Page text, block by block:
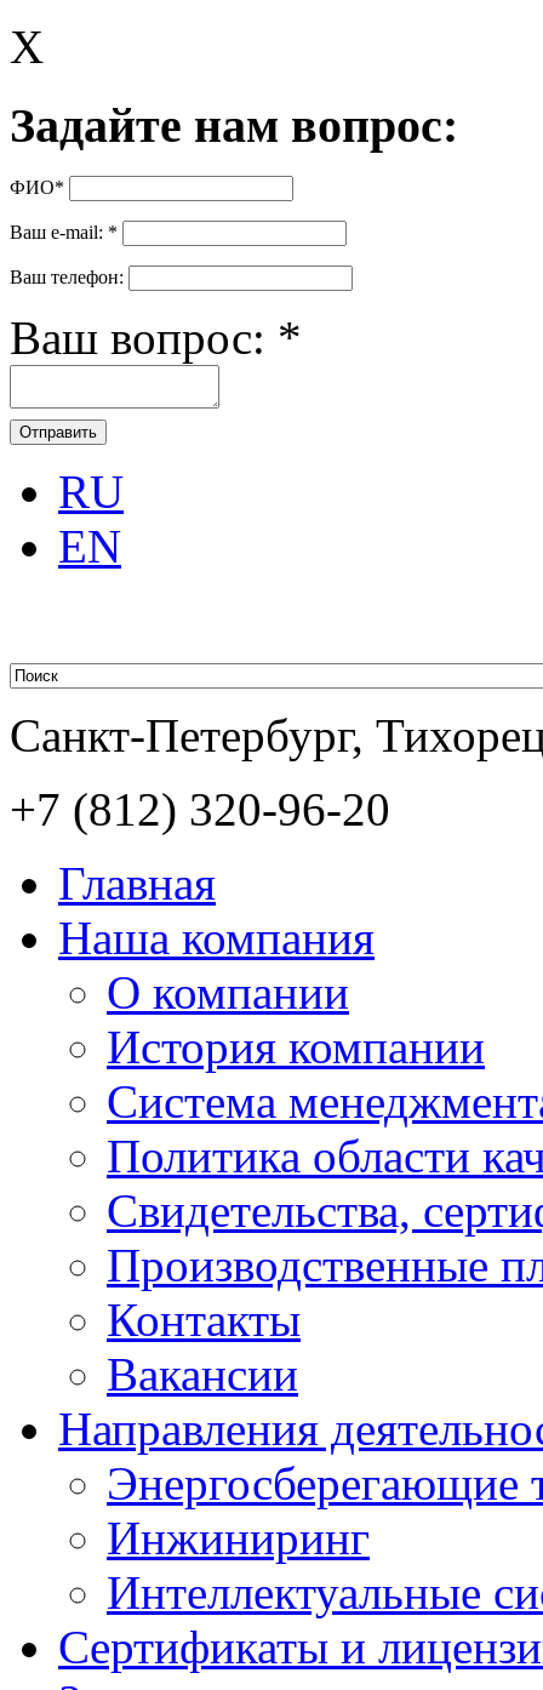
X
Задайте нам вопрос:
ФИО*
Ваш e-mail: *
Ваш телефон:
Ваш вопрос: *
RU
EN
Санкт-Петербург,
+7 (812) 320-96-20
Главная
Наша компания
О компании
История компании
Система
Политика области
Свидетельства,
Производственные
Контакты
Вакансии
Направления
Энергосберегающие
Инжиниринг
Интеллектуальные
Сертификаты и